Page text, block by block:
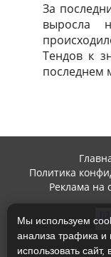
За
выросла
Тендов к
последнем
Политика
Реклама на
Мы используем
анализа трафика и
использовать